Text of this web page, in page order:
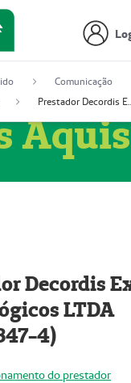
Comunicação
Prestador Decordis
Decordis
LTDA
4)
do prestador